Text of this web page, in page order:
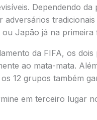
Dependendo
adversários
Japão já na primeira
da FIFA, os
ao mata-mata.
12 grupos também
em terceiro lugar